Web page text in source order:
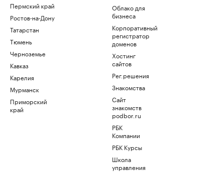
Пермский край
Ростов-на-Дону
Татарстан
Тюмень
Черноземье
Кавказ
Карелия
Мурманск
Приморский
край
Облако для
бизнеса
Корпоративный
регистратор
доменов
Хостинг
сайтов
Рег.решения
Знакомства
Сайт
знакомств
podbor.ru
РБК
Компании
РБК Курсы
Школа
управления